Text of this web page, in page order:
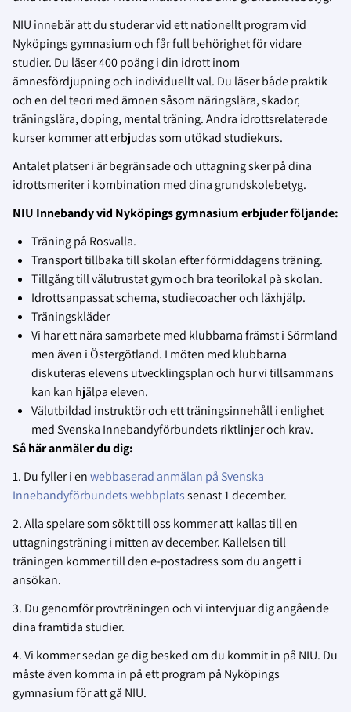
NIU innebär att du studerar vid ett nationellt program vid
Nyköpings gymnasium och får full behörighet för vidare
studier. Du läser 400 poäng i din idrott inom
ämnesfördjupning och individuellt val. Du läser både praktik
och en del teori med ämnen såsom näringslära, skador,
träningslära, doping, mental träning. Andra idrottsrelaterade
kurser kommer att erbjudas som utökad studiekurs.
Antalet platser i är begränsade och uttagning sker på dina
idrottsmeriter i kombination med dina grundskolebetyg.
NIU Innebandy vid Nyköpings gymnasium erbjuder följande:
Träning på Rosvalla.
Transport tillbaka till skolan efter förmiddagens träning.
Tillgång till välutrustat gym och bra teorilokal på skolan.
Idrottsanpassat schema, studiecoacher och läxhjälp.
Träningskläder
Vi har ett nära samarbete med klubbarna främst i Sörmland
men även i Östergötland. I möten med klubbarna
diskuteras elevens utvecklingsplan och hur vi tillsammans
kan kan hjälpa eleven.
Välutbildad instruktör och ett träningsinnehåll i enlighet
med Svenska Innebandyförbundets riktlinjer och krav.
Så här anmäler du dig:
1. Du fyller i enwebbaserad anmälan på Svenska
Innebandyförbundets webbplatssenast 1 december.
2. Alla spelare som sökt till oss kommer att kallas till en
uttagningsträning i mitten av december. Kallelsen till
träningen kommer till den e-postadress som du angett i
ansökan.
3. Du genomför provträningen och vi intervjuar dig angående
dina framtida studier.
4. Vi kommer sedan ge dig besked om du kommit in på NIU. Du
måste även komma in på ett program på Nyköpings
gymnasium för att gå NIU.